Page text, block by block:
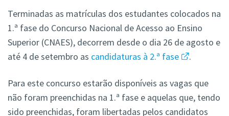
Terminadas as matrículas dos estudantes colocados na
1.ª fase do Concurso Nacional de Acesso ao Ensino
Superior (CNAES), decorrem desde o dia 26 de agosto e
até 4 de setembro as candidaturas à 2.ª fase .
Para este concurso estarão disponíveis as vagas que
não foram preenchidas na 1.ª fase e aquelas que, tendo
sido preenchidas, foram libertadas pelos candidatos